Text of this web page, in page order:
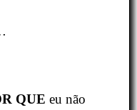
QUE eu não